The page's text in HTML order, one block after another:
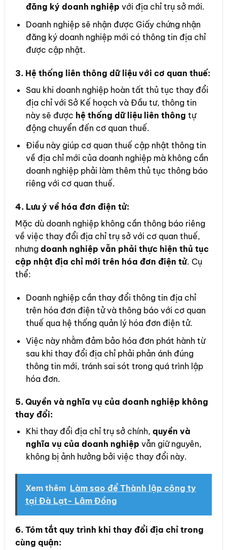
đăng ký doanh nghiệp với địa chỉ trụ sở mới.
Doanh nghiệp sẽ nhận được Giấy chứng nhận
đăng ký doanh nghiệp mới có thông tin địa chỉ
được cập nhật.
3. Hệ thống liên thông dữ liệu với cơ quan thuế:
Sau khi doanh nghiệp hoàn tất thủ tục thay đổi
địa chỉ với Sở Kế hoạch và Đầu tư, thông tin
này sẽ được hệ thống dữ liệu liên thông tự
động chuyển đến cơ quan thuế.
Điều này giúp cơ quan thuế cập nhật thông tin
về địa chỉ mới của doanh nghiệp mà không cần
doanh nghiệp phải làm thêm thủ tục thông báo
riêng với cơ quan thuế.
4. Lưu ý về hóa đơn điện tử:
Mặc dù doanh nghiệp không cần thông báo riêng
về việc thay đổi địa chỉ trụ sở với cơ quan thuế,
nhưng doanh nghiệp vẫn phải thực hiện thủ tục
cập nhật địa chỉ mới trên hóa đơn điện tử. Cụ
thể:
Doanh nghiệp cần thay đổi thông tin địa chỉ
trên hóa đơn điện tử và thông báo với cơ quan
thuế qua hệ thống quản lý hóa đơn điện tử.
Việc này nhằm đảm bảo hóa đơn phát hành từ
sau khi thay đổi địa chỉ phải phản ánh đúng
thông tin mới, tránh sai sót trong quá trình lập
hóa đơn.
5. Quyền và nghĩa vụ của doanh nghiệp không
thay đổi:
Khi thay đổi địa chỉ trụ sở chính, quyền và
nghĩa vụ của doanh nghiệp vẫn giữ nguyên,
không bị ảnh hưởng bởi việc thay đổi này.
Xem thêm Làm sao để Thành lập công ty
tại Đà Lạt- Lâm Đồng
6. Tóm tắt quy trình khi thay đổi địa chỉ trong
cùng quận: